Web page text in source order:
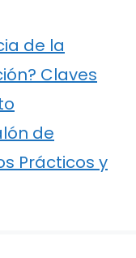
de la
Claves
de
Prácticos y